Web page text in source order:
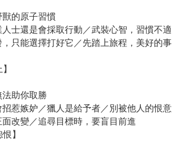
獸的原子習慣
士還是會採取行動／武裝心智，習慣不適
，只能選擇打好它／先踏上旅程，美好的事
法助你取勝
惹嫉妒／獵人是給予者／別被他人的恨意
改變／追尋目標時，要盲目前進
】